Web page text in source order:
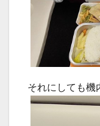
それにしても機